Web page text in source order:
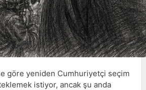
göre yeniden Cumhuriyetçi seçim
istiyor, ancak şu anda